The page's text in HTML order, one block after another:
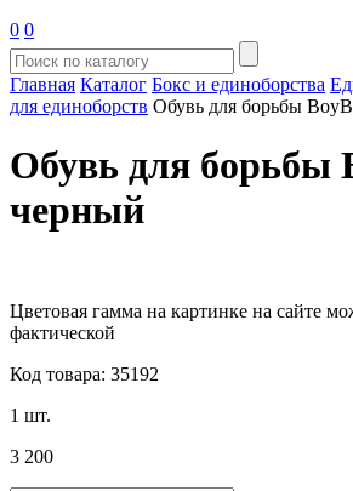
0 0
Главная Каталог Бокс и единоборства
для единоборств Обувь для борьбы
Обувь для борьбы
черный
Цветовая гамма на картинке на сайте
фактической
Код товара: 35192
1 шт.
3 200